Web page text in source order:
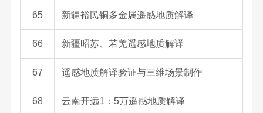
65 新疆裕民铜多金属遥感地质解译
66 新疆昭苏、若羌遥感地质解译
67 遥感地质解译验证与三维场景制作
68 云南开远1：5万遥感地质解译